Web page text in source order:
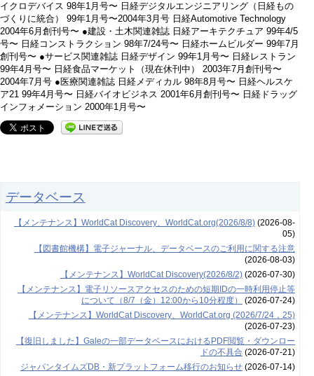
イクロデバイス 98年1月号〜 日経デジタルエンジニアリング（日経もの
づくりに統合） 99年1月号〜2004年3月号 日経Automotive Technology
2004年6月創刊号〜 ●建設・土木関連雑誌 日経アーキテクチュア 99年4/5
号〜 日経コンストラクション 98年7/24号〜 日経ホームビルダー 99年7月
創刊号〜 ●サービス関連雑誌 日経デザイン 99年1月号〜 日経レストラン
99年4月号〜 日経食品マーケット（現在休刊中） 2003年7月創刊号〜
2004年7月号 ●医療関連雑誌 日経メディカル 98年8月号〜 日経ヘルスケ
ア21 99年4月号〜 日経バイオビジネス 2001年6月創刊号〜 日経ドラッグ
インフォメーション 2000年1月号〜
データベース
【メンテナンス】WorldCat Discovery、WorldCat.org(2026/8/8)(2026-08-
05)
【図書館機構】電子ジャーナル、データベースのご利用に関する注意
(2026-08-03)
【メンテナンス】WorldCat Discovery(2026/8/2)(2026-07-30)
【メンテナンス】電子リソースアクセスのための短期IDの一時利用停止等
について（8/7（金）12:00から10分程度）
(2026-07-24)
【メンテナンス】WorldCat Discovery、WorldCat.org (2026/7/24，25)
(2026-07-23)
【復旧しました】Galeの一部データベースにおけるPDF閲覧・ダウンロー
ドの不具合 (2026-07-21)
ジャパンタイムズDB・新プラットフォーム移行のお知らせ(2026-07-14)